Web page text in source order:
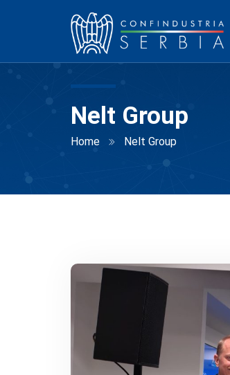
Nelt Group
Home Nelt Group